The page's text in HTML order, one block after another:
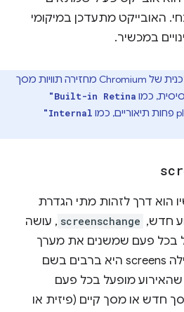
האובייקט מתעדכן במיקומי
במכשיר.
הטמעת ה-API העדכנית של Chromium מחזירה תוויות מסך
כמו "Built-in Retina
"Internal
הוא דרך לזהות מתי הגדרת
חדש, screenschange , עושה
בכל פעם שמשנים את מערך
המסכים. (שימו לב שהמילה screens היא ברבים בשם
מופעל בכל פעם
חדש או מסך קיים (פיזית או